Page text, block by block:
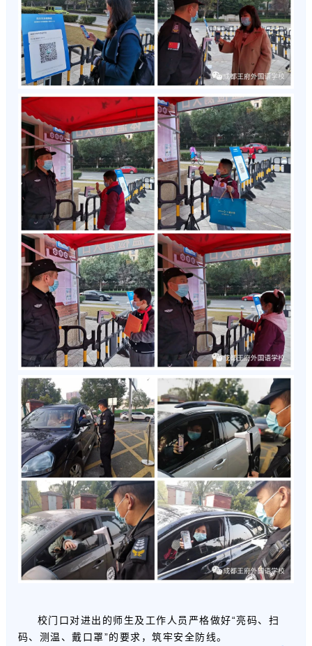
校门口对进出的师生及工作人员严格做好“亮码、扫
码、测温、戴口罩”的要求，筑牢安全防线。